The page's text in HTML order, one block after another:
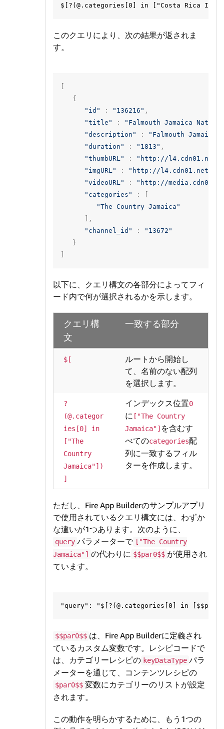
このクエリにより、次の結果が返されま
す。
{
"id"
: "136216" ,
"title"
:
"Falmouth Jamaica
"description"
:
"Falmouth
"duration"
: "1813" ,
"thumbURL"
:
"http://l4.cdn01.net/
"imgURL"
:
"http://l4.cdn01.net/
"videoURL"
:
"http://
"categories"
:
"The Country Jamaica"
],
"channel_id"
:
"13672"
}
以下に、クエリ構文の各部分によってフィ
ード内で何が選択されるかを示します。
クエリ構
文
一致する部分
$[
ルートから開始し
て、名前のない配列
を選択します。
?
(@.categor
ies[0] in
["The
Country
Jamaica"])
]
インデックス位置0
に ["The Country
Jamaica"] を含むす
べてのcategories配
列に一致するフィル
ターを作成します。
ただし、Fire App Builderのサンプルアプリ
で使用されているクエリ構文には、わずか
な違いが1つあります。次のように、
query パラメーターで ["The Country
Jamaica"] の代わりに $$par0$$ が使用され
ています。
$$par0$$ は、Fire App Builderに定義され
ているカスタム変数です。レシピコードで
は、カテゴリーレシピの keyDataType パラ
メーターを通じて、コンテンツレシピの
$par0$$ 変数にカテゴリーのリストが設定
されます。
この動作を明らかするために、もう1つの